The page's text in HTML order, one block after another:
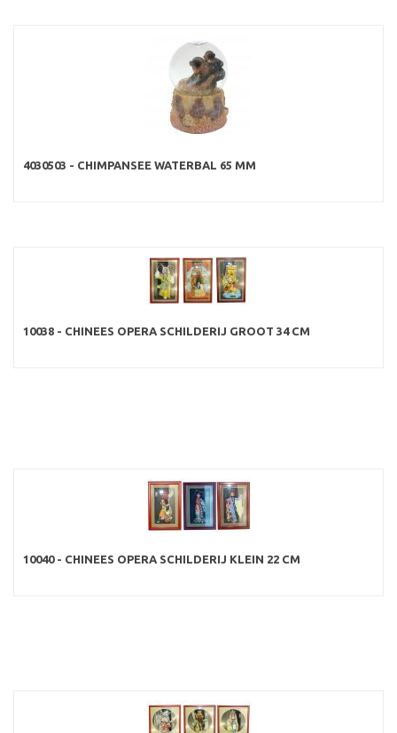
4030503 - CHIMPANSEE WATERBAL 65 MM
10038 - CHINEES OPERA SCHILDERIJ GROOT 34 CM
10040 - CHINEES OPERA SCHILDERIJ KLEIN 22 CM